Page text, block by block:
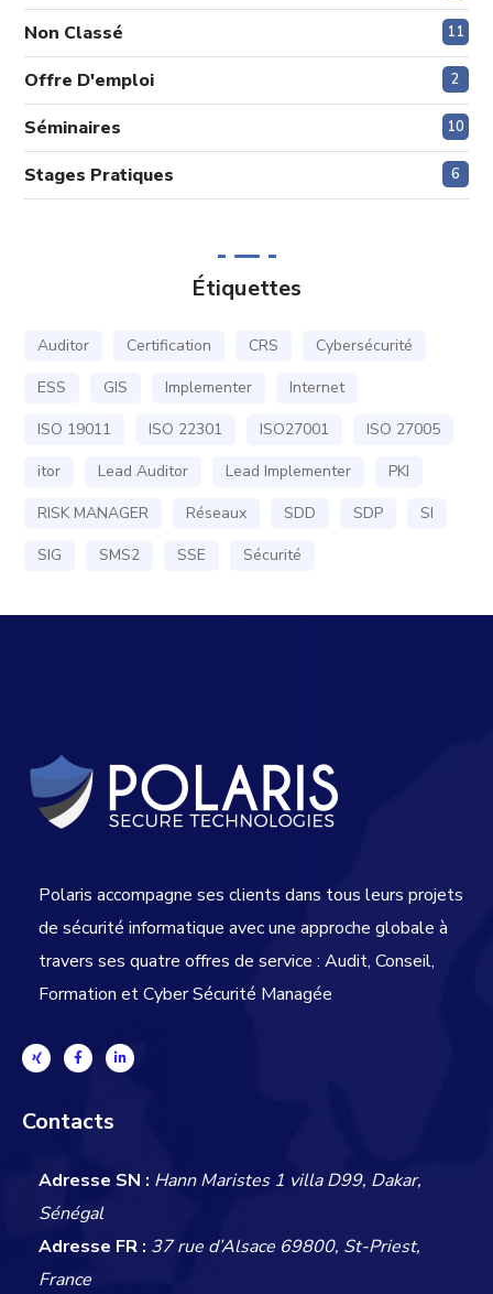
Non Classé 11
Offre D'emploi 2
Séminaires 10
Stages Pratiques 6
Étiquettes
Auditor Certification CRS
Cybersécurité
ESS
GIS Implementer
Internet
ISO 19011
ISO 22301 ISO27001
ISO 27005
itor
Lead Auditor Lead Implementer
PKI
RISK MANAGER
Réseaux SDD SDP
SI
SIG
SMS2 SSE Sécurité
Polaris accompagne ses clients dans tous leurs projets
de sécurité informatique avec une approche globale à
travers ses quatre offres de service : Audit, Conseil,
Formation et Cyber Sécurité Managée
Contacts
Adresse SN : Hann Maristes 1 villa D99, Dakar,
Sénégal
Adresse FR : 37 rue d’Alsace 69800, St-Priest,
France